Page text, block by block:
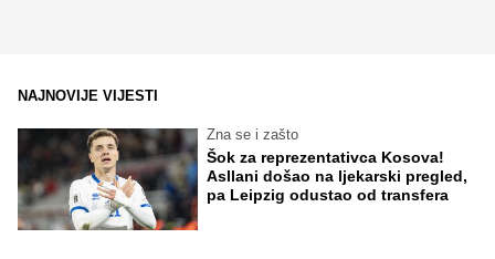
NAJNOVIJE VIJESTI
Zna se i zašto
Šok za reprezentativca Kosova!
Asllani došao na ljekarski pregled,
pa Leipzig odustao od transfera